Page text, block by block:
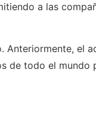
a las
el
de todo el mundo